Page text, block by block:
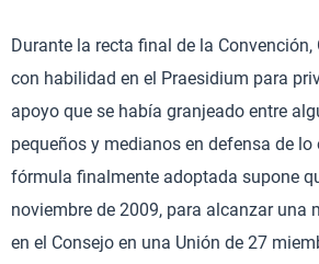
Durante la recta final de la
con habilidad en el Praesidium para
apoyo que se había granjeado entre
pequeños y medianos en defensa de
fórmula finalmente adoptada supone
noviembre de 2009, para alcanzar una
en el Consejo en una Unión de 27